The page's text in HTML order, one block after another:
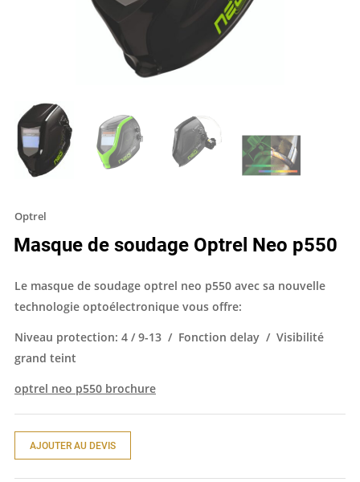
Optrel
Masque de soudage Optrel Neo p550
Le masque de soudage optrel neo p550 avec sa nouvelle
technologie optoélectronique vous offre:
Niveau protection: 4 / 9-13 / Fonction delay / Visibilité
grand teint
optrel neo p550 brochure
AJOUTER AU DEVIS